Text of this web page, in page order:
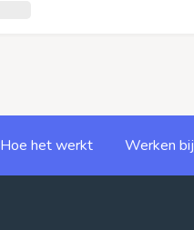
Hoe het werkt Werken bij